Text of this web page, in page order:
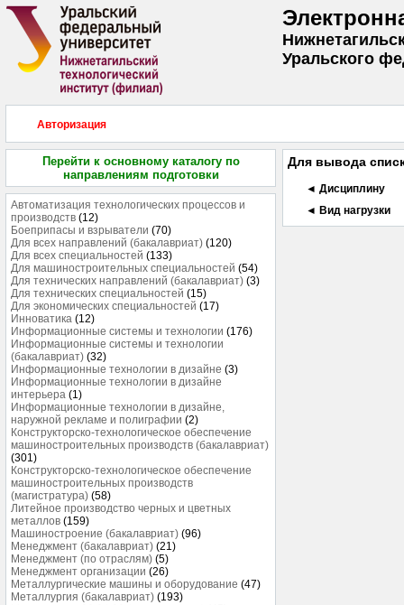
Уральского
Авторизация
Перейти к основному каталогу по
направлениям подготовки
Автоматизация технологических процессов и
производств (12)
Боеприпасы и взрыватели (70)
Для всех направлений (бакалавриат) (120)
Для всех специальностей (133)
Для машиностроительных специальностей (54)
Для технических направлений (бакалавриат) (3)
Для технических специальностей (15)
Для экономических специальностей (17)
Инноватика (12)
Информационные системы и технологии (176)
Информационные системы и технологии
(бакалавриат) (32)
Информационные технологии в дизайне (3)
Информационные технологии в дизайне
интерьера (1)
Информационные технологии в дизайне,
наружной рекламе и полиграфии (2)
Конструкторско-технологическое обеспечение
машиностроительных производств (бакалавриат)
(301)
Конструкторско-технологическое обеспечение
машиностроительных производств
(магистратура) (58)
Литейное производство черных и цветных
металлов (159)
Машиностроение (бакалавриат) (96)
Менеджмент (бакалавриат) (21)
Менеджмент (по отраслям) (5)
Менеджмент организации (26)
Металлургические машины и оборудование (47)
Металлургия (бакалавриат) (193)
Для вывода
◄ Дисциплину
◄ Вид нагрузки